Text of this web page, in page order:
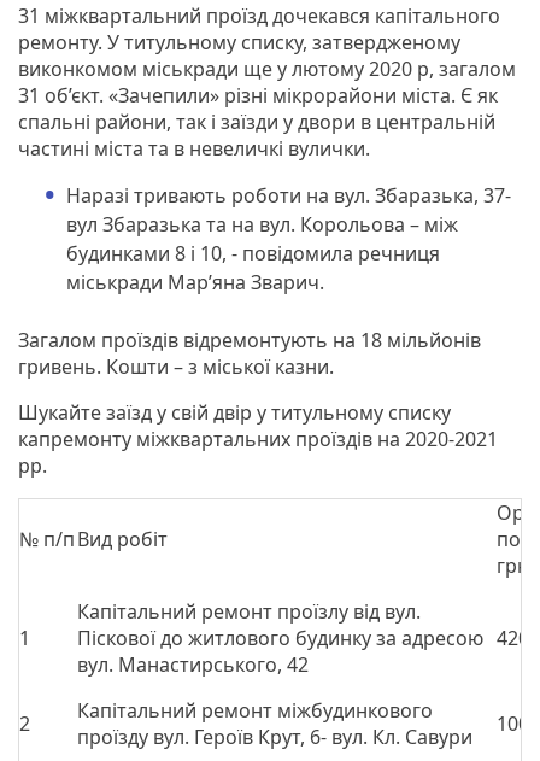
31 міжквартальний проїзд дочекався капітального
ремонту. У титульному списку, затвердженому
виконкомом міськради ще у лютому 2020 р, загалом
31 об’єкт. «Зачепили» різні мікрорайони міста. Є як
спальні райони, так і заїзди у двори в центральній
частині міста та в невеличкі вулички.
Наразі тривають роботи на вул. Збаразька, 37-
вул Збаразька та на вул. Корольова – між
будинками 8 і 10, - повідомила речниця
міськради Мар’яна Зварич.
Загалом проїздів відремонтують на 18 мільйонів
гривень. Кошти – з міської казни.
Шукайте заїзд у свій двір у титульному списку
капремонту міжквартальних проїздів на 2020-2021
рр.
№ п/пВид робіт
грн.
1
Капітальний ремонт проїзлу від вул.
Піскової до житлового будинку за адресою
вул. Манастирського, 42
2
Капітальний ремонт міжбудинкового
проїзду вул. Героїв Крут, 6- вул. Кл. Савури